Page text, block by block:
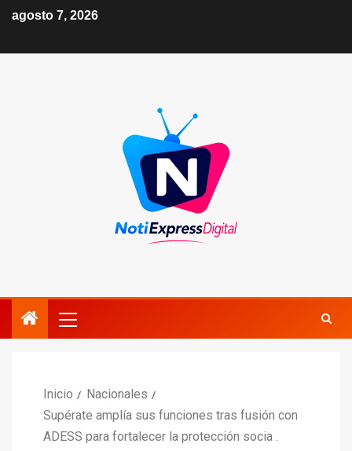
agosto 7, 2026
Inicio
Nacionales
Supérate amplía sus funciones tras fusión con
ADESS para fortalecer la protección socia .